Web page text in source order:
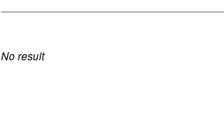
No result